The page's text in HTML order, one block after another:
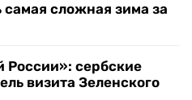
сложная зима за
России»: сербские
визита Зеленского